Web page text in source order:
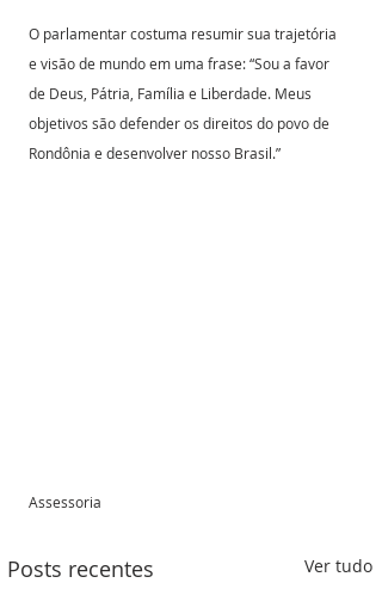
O parlamentar costuma resumir sua trajetória
e visão de mundo em uma frase: “Sou a favor
de Deus, Pátria, Família e Liberdade. Meus
objetivos são defender os direitos do povo de
Rondônia e desenvolver nosso Brasil.”
Assessoria
Posts recentes Ver tudo